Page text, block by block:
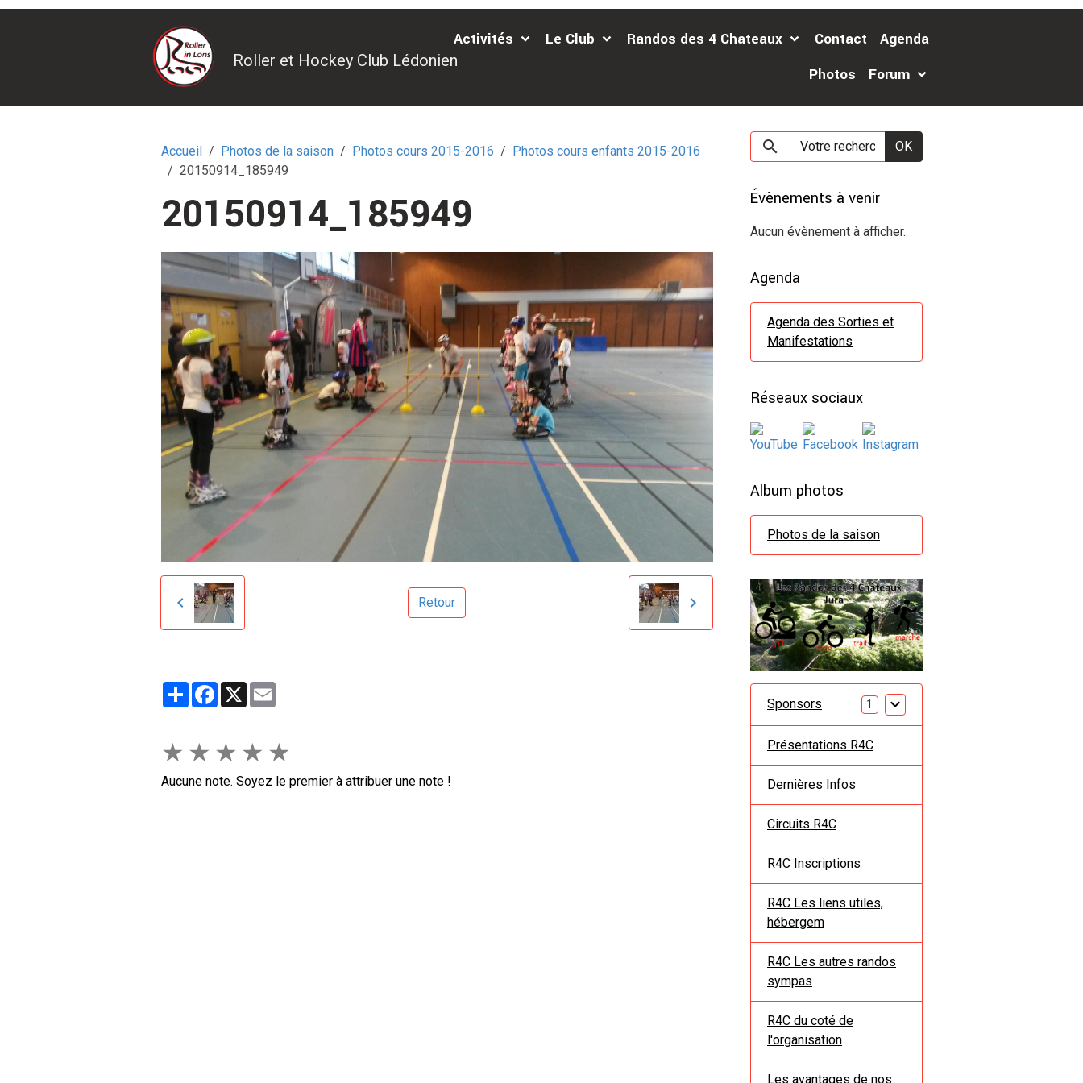
Roller et Hockey Club Lédonien
Activités Le Club Randos des 4 Chateaux Contact
Agenda
Photos
Forum
Accueil Photos de la saison Photos cours 2015-2016
Photos cours enfants 2015-2016
20150914_185949
20150914_185949
Retour
PartagerFacebook
X
★ ★ ★ ★ ★
Aucune note. Soyez le premier à attribuer une note !
OK
Évènements à venir
Aucun évènement à afficher.
Agenda
Agenda des Sorties et
Manifestations
Réseaux sociaux
Album photos
Photos de la saison
Sponsors 1
Présentations R4C
Dernières Infos
Circuits R4C
R4C Inscriptions
R4C Les liens utiles,
hébergem
R4C Les autres randos
sympas
R4C du coté de
l'organisation
Les avantages de nos